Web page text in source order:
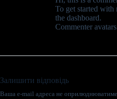
To get started with
the dashboard.
Commenter
Залишити відповідь
Ваша e-mail адреса не